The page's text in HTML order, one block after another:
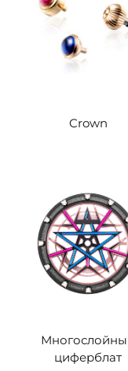
Crown
циферблат